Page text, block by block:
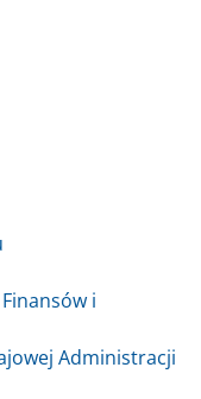
i
Administracji